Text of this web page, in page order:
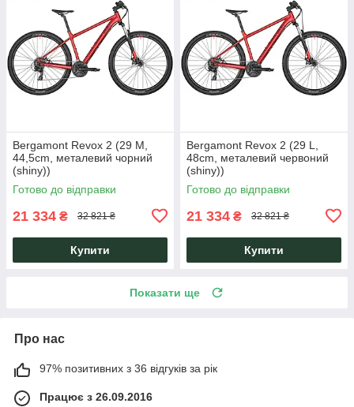
Bergamont Revox 2 (29 M,
44,5cm, металевий чорний
(shiny))
Готово до відправки
21 334 ₴ 32 821 ₴
Купити
Bergamont Revox 2 (29 L,
48cm, металевий червоний
(shiny))
Готово до відправки
21 334 ₴ 32 821 ₴
Купити
Показати ще
Про нас
97% позитивних з 36 відгуків за рік
Працює з 26.09.2016